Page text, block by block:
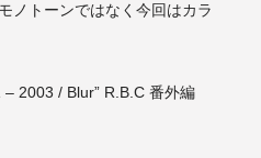
ノトーンではなく今回はカラ
2003 / Blur” R.B.C 番外編